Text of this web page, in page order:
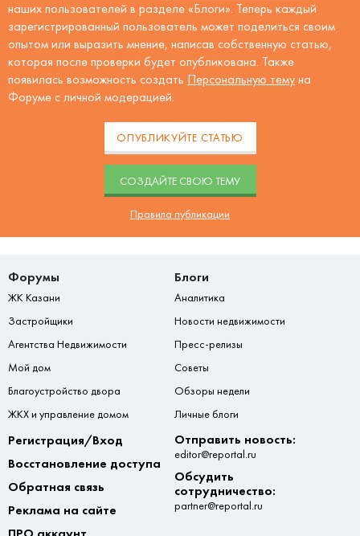
наших пользователей в разделе «Блоги». Теперь каждый
зарегистрированный пользователь может поделиться своим
опытом или выразить мнение, написав собственную статью,
которая после проверки будет опубликована. Также
появилась возможность создать Персональную тему на
Форуме с личной модерацией.
ОПУБЛИКУЙТЕ СТАТЬЮ
CОЗДАЙТЕ СВОЮ ТЕМУ
Правила публикации
Форумы
ЖК Казани
Застройщики
Агентства Недвижимости
Мой дом
Благоустройство двора
ЖКХ и управление домом
Блоги
Аналитика
Новости недвижимости
Пресс-релизы
Советы
Обзоры недели
Личные блоги
Регистрация/Вход
Восстановление доступа
Обратная связь
Реклама на сайте
Отправить новость:
editor@reportal.ru
Обсудить
сотрудничество:
partner@reportal.ru